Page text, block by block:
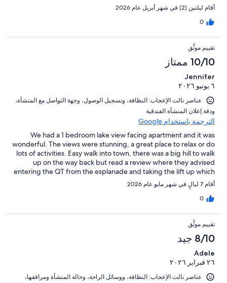
أقام ليلتين (2) في شهر أبريل عام 2026
0
تقييم موثَّق
10/10 ممتاز
Jennifer
٦ يونيو ٢٠٢٦
عناصر نالت الإعجاب: ⁦النظافة⁩، و⁦تسجيل الوصول⁩، و⁦جهة التواصل مع المنشأة⁩،
و⁦دقة إعلان المنشأة الفندقية⁩
الترجمة باستخدام Google
We had a 1 bedroom lake view facing apartment and it was
wonderful. The views were stunning, a great place to relax or do
lots of activities. Easy walk into town, there was a big hill to walk
up on the way back but read a review where they advised
entering the QT from the esplanade and taking the lift up which
comes out at street level of Highview apartments, made the
walk so much easier
أقام 7 ليالٍ في شهر مايو عام 2026
0
تقييم موثَّق
8/10 جيد
Adele
٢٦ فبراير ٢٠٢٦
عناصر نالت الإعجاب: ⁦النظافة⁩، و⁦وسائل الراحة⁩، و⁦حالة المنشأة ومرافقها⁩،